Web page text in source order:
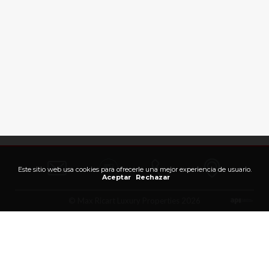
Este sitio web usa cookies para ofrecerle una mejor experiencia de usuario.
Aceptar
Rechazar